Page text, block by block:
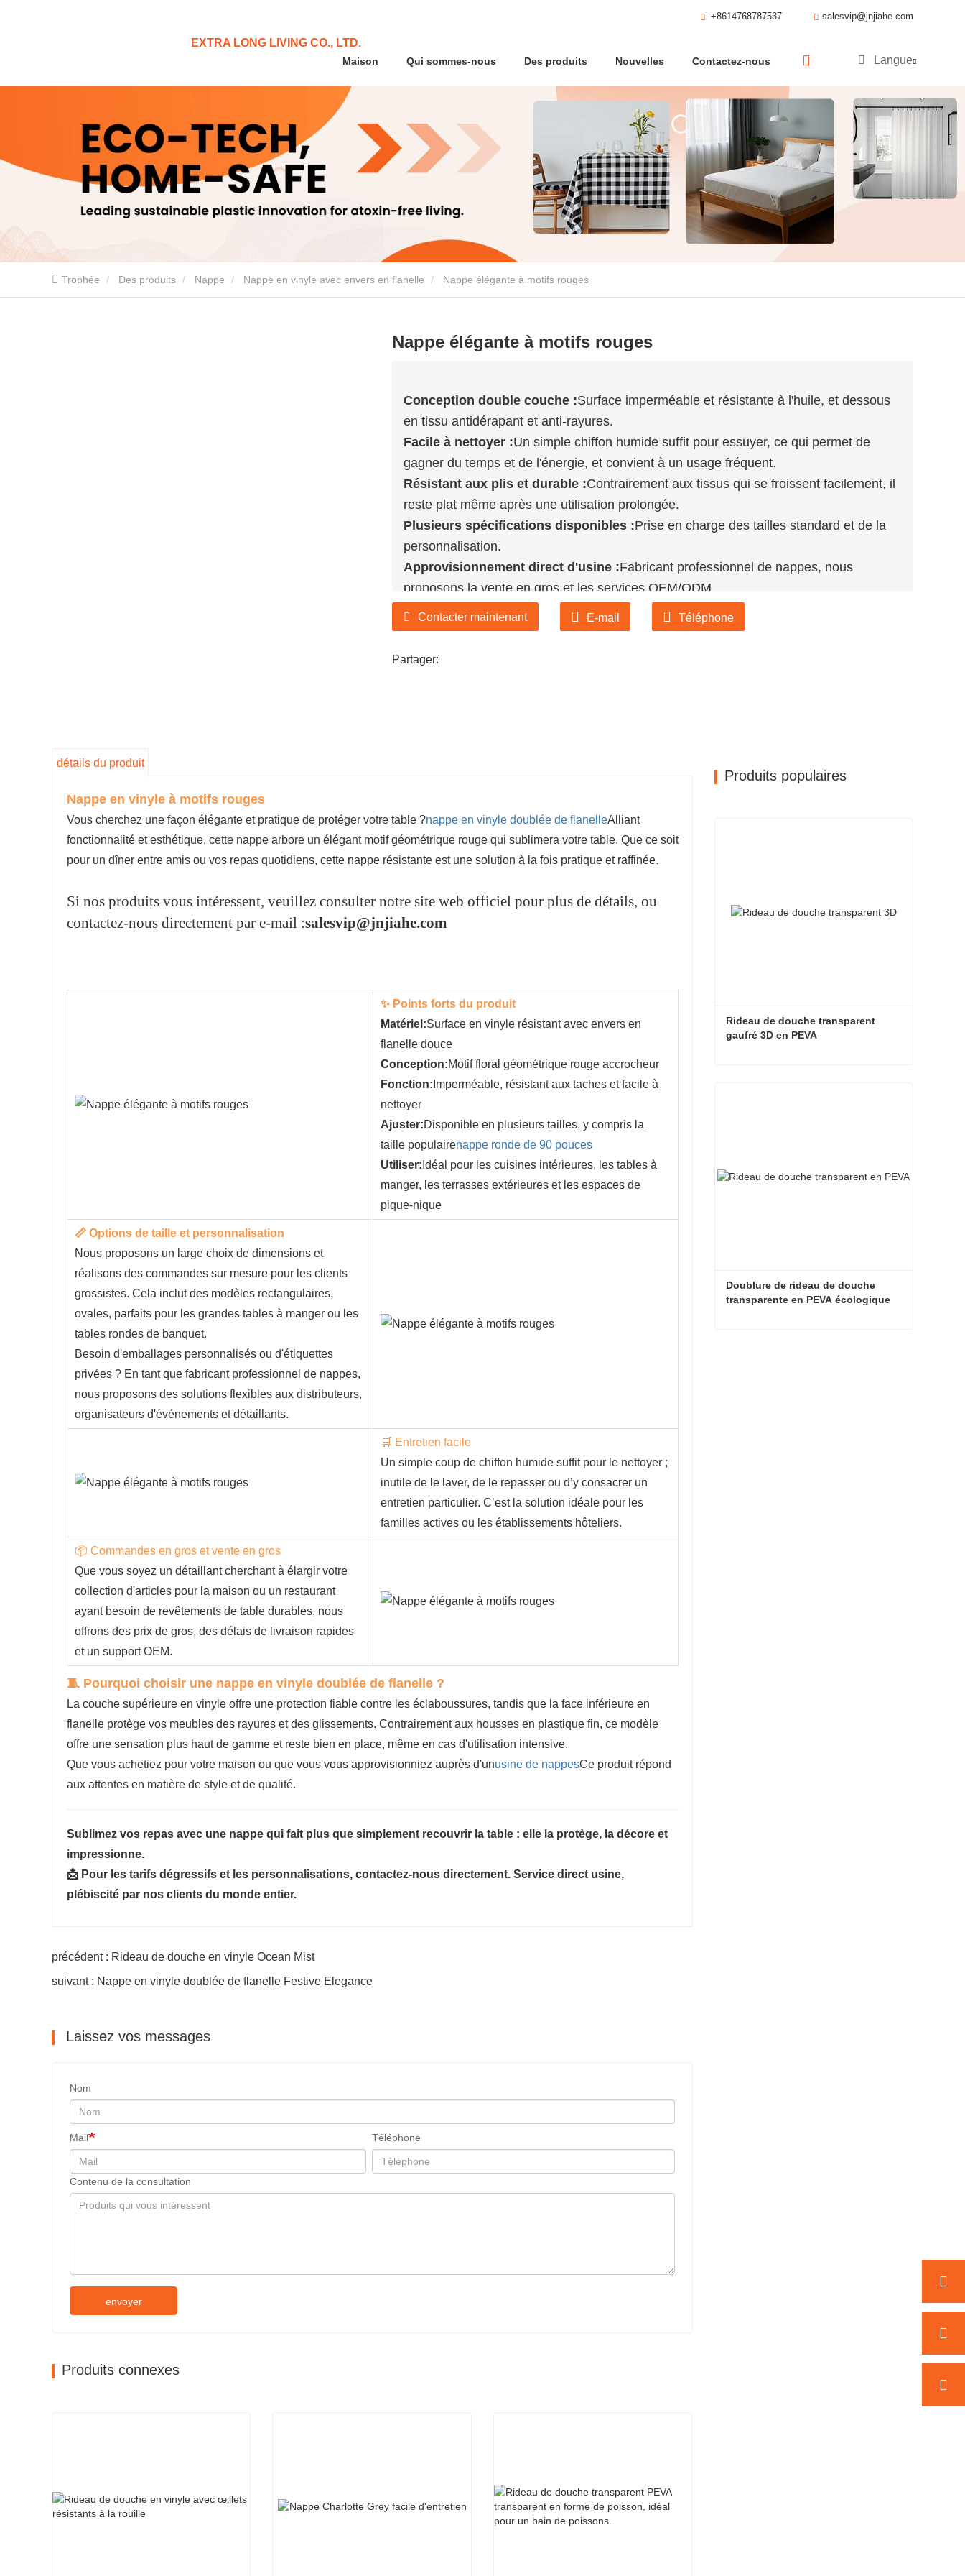
EXTRA LONG LIVING CO., LTD.
Maison Qui sommes-nous Des produits Nouvelles Contactez-nous
+8614768787537 salesvip@jnjiahe.com
Langue
Trophée Des produits Nappe Nappe en vinyle avec envers en flanelle Nappe élégante à motifs rouges
Nappe élégante à motifs rouges
Conception double couche :Surface imperméable et résistante à l'huile, et dessous
en tissu antidérapant et anti-rayures.
Facile à nettoyer :Un simple chiffon humide suffit pour essuyer, ce qui permet de
gagner du temps et de l'énergie, et convient à un usage fréquent.
Résistant aux plis et durable :Contrairement aux tissus qui se froissent facilement, il
reste plat même après une utilisation prolongée.
Plusieurs spécifications disponibles :Prise en charge des tailles standard et de la
personnalisation.
Approvisionnement direct d'usine :Fabricant professionnel de nappes, nous
proposons la vente en gros et les services OEM/ODM.
Si nos produits vous intéressent, veuillez consulter notre site web officiel pour
plus de détails, ou contactez-nous directement par e-mail :
Contacter maintenant E-mail Téléphone
Partager:
détails du produit
Nappe en vinyle à motifs rouges
Vous cherchez une façon élégante et pratique de protéger votre table ?nappe en vinyle doublée de flanelleAlliant
fonctionnalité et esthétique, cette nappe arbore un élégant motif géométrique rouge qui sublimera votre table. Que ce soit
pour un dîner entre amis ou vos repas quotidiens, cette nappe résistante est une solution à la fois pratique et raffinée.
Si nos produits vous intéressent, veuillez consulter notre site web officiel pour plus de détails, ou
contactez-nous directement par e-mail :salesvip@jnjiahe.com
✨ Points forts du produit
Matériel:Surface en vinyle résistant avec envers en
flanelle douce
Conception:Motif floral géométrique rouge accrocheur
Fonction: Imperméable, résistant aux taches et facile à
nettoyer
Ajuster:Disponible en plusieurs tailles, y compris la
taille populairenappe ronde de 90 pouces
Utiliser: Idéal pour les cuisines intérieures, les tables à
manger, les terrasses extérieures et les espaces de
pique-nique
📏 Options de taille et personnalisation
Nous proposons un large choix de dimensions et
réalisons des commandes sur mesure pour les clients
grossistes. Cela inclut des modèles rectangulaires,
ovales, parfaits pour les grandes tables à manger ou les
tables rondes de banquet.
Besoin d'emballages personnalisés ou d'étiquettes
privées ? En tant que fabricant professionnel de nappes,
nous proposons des solutions flexibles aux distributeurs,
organisateurs d'événements et détaillants.
🛒 Entretien facile
Un simple coup de chiffon humide suffit pour le nettoyer ;
inutile de le laver, de le repasser ou d’y consacrer un
entretien particulier. C’est la solution idéale pour les
familles actives ou les établissements hôteliers.
📦 Commandes en gros et vente en gros
Que vous soyez un détaillant cherchant à élargir votre
collection d'articles pour la maison ou un restaurant
ayant besoin de revêtements de table durables, nous
offrons des prix de gros, des délais de livraison rapides
et un support OEM.
🧵 Pourquoi choisir une nappe en vinyle doublée de flanelle ?
La couche supérieure en vinyle offre une protection fiable contre les éclaboussures, tandis que la face inférieure en
flanelle protège vos meubles des rayures et des glissements. Contrairement aux housses en plastique fin, ce modèle
offre une sensation plus haut de gamme et reste bien en place, même en cas d'utilisation intensive.
Que vous achetiez pour votre maison ou que vous vous approvisionniez auprès d'unusine de nappesCe produit répond
aux attentes en matière de style et de qualité.
Sublimez vos repas avec une nappe qui fait plus que simplement recouvrir la table : elle la protège, la décore et
impressionne.
📩 Pour les tarifs dégressifs et les personnalisations, contactez-nous directement. Service direct usine,
plébiscité par nos clients du monde entier.
précédent : Rideau de douche en vinyle Ocean Mist
suivant : Nappe en vinyle doublée de flanelle Festive Elegance
Laissez vos messages
Nom
Mail Téléphone
Contenu de la consultation
envoyer
Produits connexes
Produits populaires
Rideau de douche transparent
gaufré 3D en PEVA
Doublure de rideau de douche
transparente en PEVA écologique